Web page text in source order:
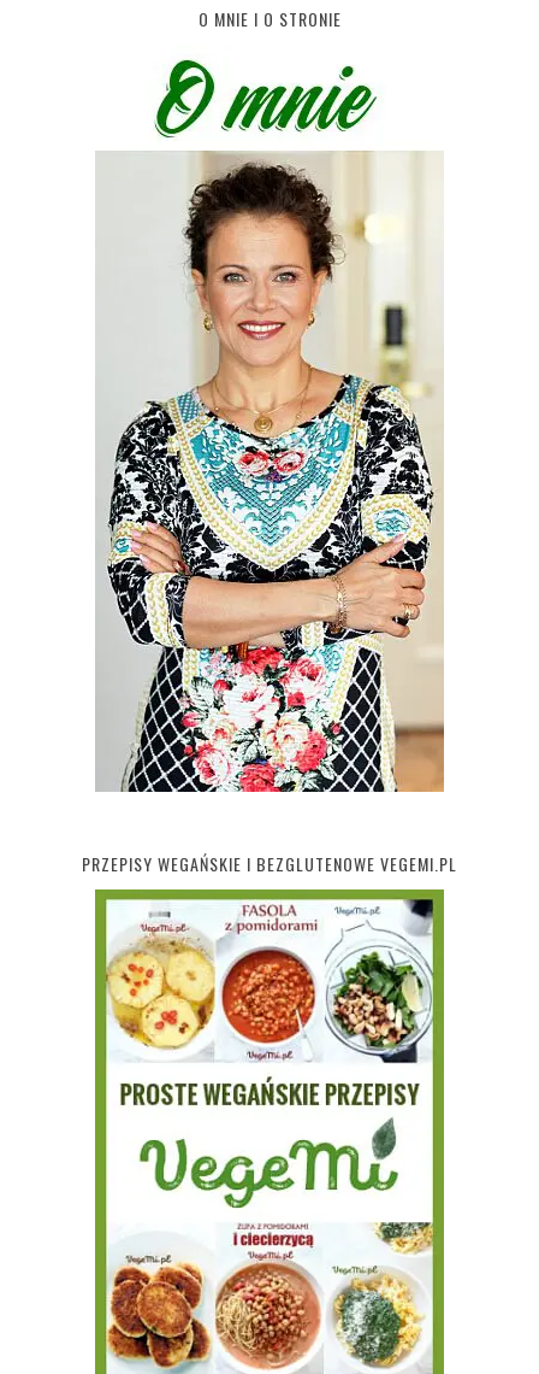
O MNIE I O STRONIE
PRZEPISY WEGAŃSKIE I BEZGLUTENOWE VEGEMI.PL